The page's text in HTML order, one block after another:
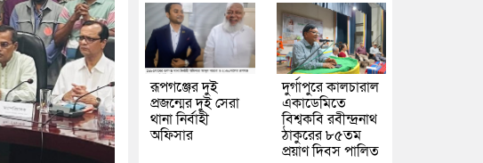
রূপগঞ্জের দুই
প্রজন্মের দুই সেরা
থানা নির্বাহী
অফিসার
দুর্গাপুরে কালচারাল
একাডেমিতে
বিশ্বকবি রবীন্দ্রনাথ
ঠাকুরের ৮৫তম
প্রয়াণ দিবস পালিত